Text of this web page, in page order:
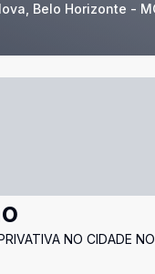
Belo Horizonte -
NO CIDADE